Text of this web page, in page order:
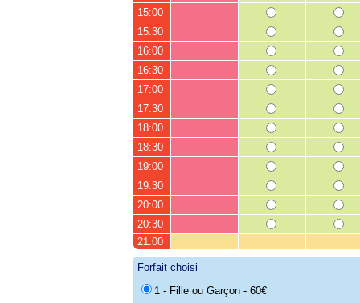
15:00
15:30
16:00
16:30
17:00
17:30
18:00
18:30
19:00
19:30
20:00
20:30
21:00
Forfait choisi
1 - Fille ou Garçon - 60€